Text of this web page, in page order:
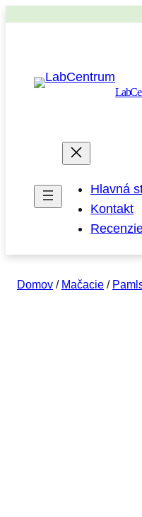
Hlavná
Kontakt
Domov / Mačacie /